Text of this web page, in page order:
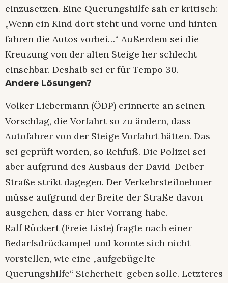
einzusetzen. Eine Querungshilfe sah er kritisch:
„Wenn ein Kind dort steht und vorne und hinten
fahren die Autos vorbei…“ Außerdem sei die
Kreuzung von der alten Steige her schlecht
einsehbar. Deshalb sei er für Tempo 30.
Andere Lösungen?
Volker Liebermann (ÖDP) erinnerte an seinen
Vorschlag, die Vorfahrt so zu ändern, dass
Autofahrer von der Steige Vorfahrt hätten. Das
sei geprüft worden, so Rehfuß. Die Polizei sei
aber aufgrund des Ausbaus der David-Deiber-
Straße strikt dagegen. Der Verkehrsteilnehmer
müsse aufgrund der Breite der Straße davon
ausgehen, dass er hier Vorrang habe.
Ralf Rückert (Freie Liste) fragte nach einer
Bedarfsdrückampel und konnte sich nicht
vorstellen, wie eine „aufgebügelte
Querungshilfe“ Sicherheit geben solle. Letzteres